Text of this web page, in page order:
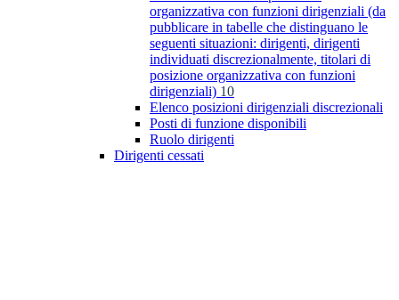
organizzativa con funzioni dirigenziali (da
pubblicare in tabelle che distinguano le
seguenti situazioni: dirigenti, dirigenti
individuati discrezionalmente, titolari di
posizione organizzativa con funzioni
dirigenziali) 10
Elenco posizioni dirigenziali discrezionali
Posti di funzione disponibili
Ruolo dirigenti
Dirigenti cessati